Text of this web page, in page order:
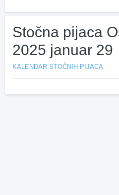
Stočna pijaca
2025 januar 29
KALENDAR STOČNIH PIJACA